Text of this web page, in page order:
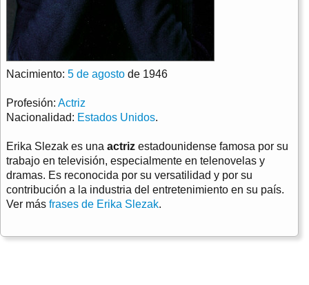
Nacimiento: 5 de agosto de 1946
Profesión: Actriz
Nacionalidad: Estados Unidos.
Erika Slezak es una actriz estadounidense famosa por su
trabajo en televisión, especialmente en telenovelas y
dramas. Es reconocida por su versatilidad y por su
contribución a la industria del entretenimiento en su país.
Ver más frases de Erika Slezak.